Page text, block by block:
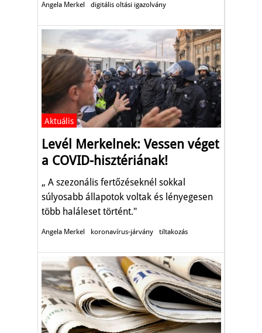
Angela Merkel digitális oltási igazolvány
Aktuális
Levél Merkelnek: Vessen véget
a COVID-hisztériának!
„ A szezonális fertőzéseknél sokkal
súlyosabb állapotok voltak és lényegesen
több haláleset történt."
Angela Merkel koronavírus-járvány tiltakozás